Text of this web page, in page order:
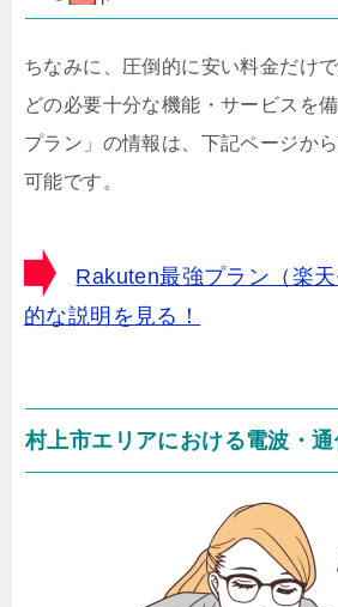
ちなみに、圧倒的に安い料金だけ
どの必要十分な機能・サービスを
プラン」の情報は、下記ページか
可能です。
Rakuten最強プラン（楽
的な説明を見る！
村上市エリアにおける電波・通